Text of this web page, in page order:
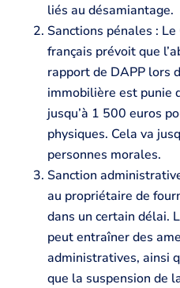
liés au désamiantage.
Sanctions pénales :
français prévoit que
rapport de DAPP lors
immobilière est punie
jusqu’à 1 500 euros
physiques. Cela va
personnes morales.
Sanction
au propriétaire de
dans un certain délai.
peut entraîner des
administratives, ainsi
que la suspension de